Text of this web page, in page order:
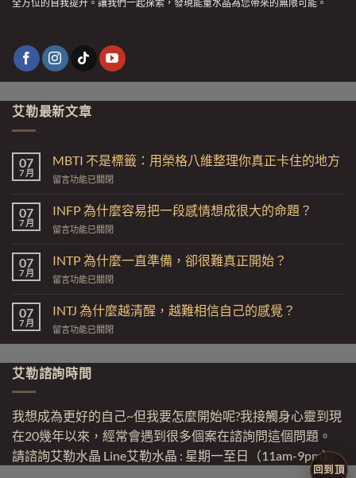
全方位的自我提升。讓我們一起探索，發現能量水晶為您帶來的無限可能。
艾勒最新文章
07
7 月
MBTI 不是標籤：用榮格八維整理你真正卡住的地方
在
不
是
標
用
榮
格
維
整
真
正
住
的
地
方〉
中
留言功能已關閉
07
7 月
INFP 為什麼容易把一段感情想成很大的命題？
在
為
什
麼
易
把
一
感
情
很
大
的
命
留言功能已關閉
07
7 月
INTP 為什麼一直準備，卻很難真正開始？
在
為
什
麼
一
準
很
真
正
開
留言功能已關閉
07
7 月
INTJ 為什麼越清醒，越難相信自己的感覺？
在
〈INTJ
什
麼
清
醒，
越
難
相
留言功能已關閉
艾勒諮詢時間
我想成為更好的自己~但我要怎麼開始呢?我接觸身心靈到現
在20幾年以來，經常會遇到很多個案在諮詢問這個問題。
請諮詢艾勒水晶 Line艾勒水晶 : 星期一至日（11am-9pm）
回到頂